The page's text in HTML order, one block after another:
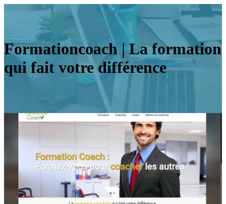
For­ma­tion­coach | La formation
qui fait votre différence